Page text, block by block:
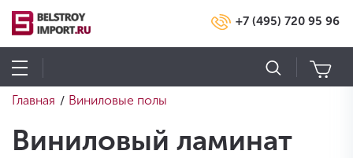
+7 (495) 720 95 96
Главная / Виниловые полы
Виниловый ламинат